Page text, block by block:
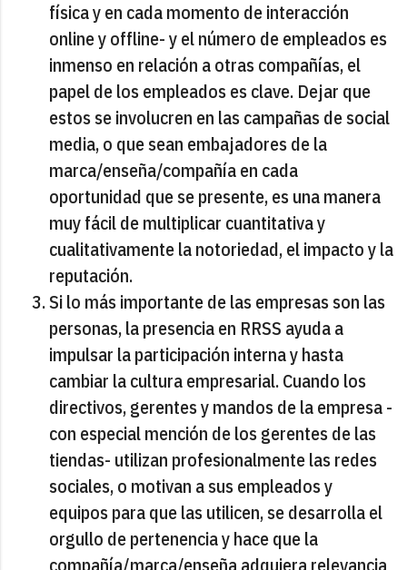
física y en cada momento de interacción
online y offline- y el número de empleados es
inmenso en relación a otras compañías, el
papel de los empleados es clave. Dejar que
estos se involucren en las campañas de social
media, o que sean embajadores de la
marca/enseña/compañía en cada
oportunidad que se presente, es una manera
muy fácil de multiplicar cuantitativa y
cualitativamente la notoriedad, el impacto y la
reputación.
Si lo más importante de las empresas son las
personas, la presencia en RRSS ayuda a
impulsar la participación interna y hasta
cambiar la cultura empresarial. Cuando los
directivos, gerentes y mandos de la empresa -
con especial mención de los gerentes de las
tiendas- utilizan profesionalmente las redes
sociales, o motivan a sus empleados y
equipos para que las utilicen, se desarrolla el
orgullo de pertenencia y hace que la
compañía/marca/enseña adquiera relevancia